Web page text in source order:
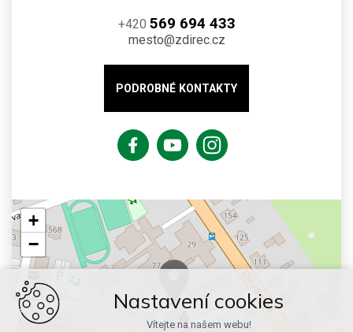
+420 569 694 433
mesto@zdirec.cz
PODROBNÉ KONTAKTY
+
−
Nastavení cookies
Vítejte na našem webu!